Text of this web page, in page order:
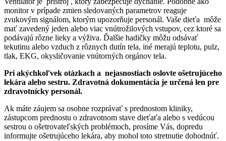
monitor v prípade zmien sledovaných parametrov reaguje
zvukovým signálom, ktorým upozorňuje personál. Vaše dieťa môže
mať zavedený jeden alebo viac vnútrožilových vstupov, cez ktoré sa
podávajú rôzne lieky a výživa. Ďalšie hadičky môžu odsávať
tekutinu alebo vzduch z rôznych dutín tela, iné merajú teplotu, pulz,
tlak, EKG, okysličovanie vnútorných orgánov tela.
Pri akýchkoľvek otázkach a nejasnostiach oslovte ošetrujúceho
lekára alebo sestru. Zdravotná dokumentácia je určená len pre
zdravotnícky personál.
Ak máte záujem sa osobne rozprávať s prednostom kliniky,
zástupcom prednostu o zdravotnom stave dieťaťa alebo s vedúcou
sestrou o ošetrovateľských problémoch, prosíme Vás, dopredu
informujte ošetrujúceho lekára, aby mohol toto stretnutie dohodnúť.